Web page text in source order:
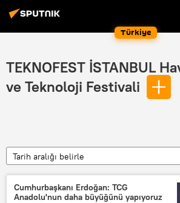
Türkiye
TEKNOFEST İSTANBUL
ve Teknoloji Festivali
Tarih aralığı belirle
Cumhurbaşkanı Erdoğan: TCG
Anadolu'nun daha büyüğünü yapıyoruz